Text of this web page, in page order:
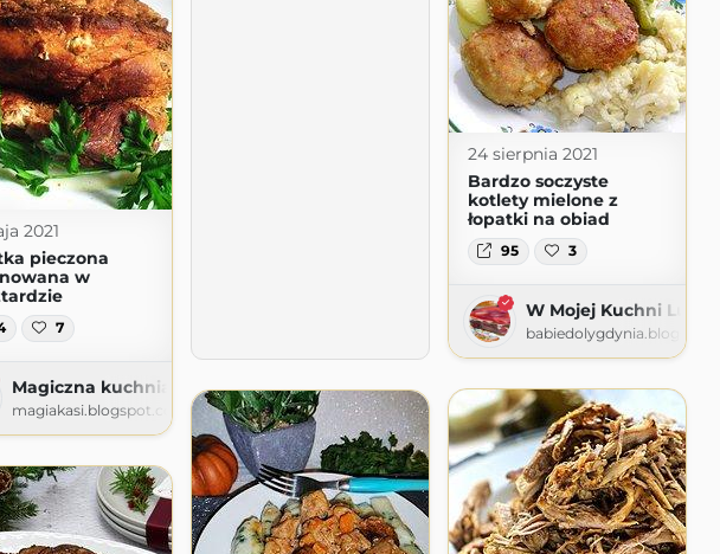
24 sierpnia 2021
Bardzo soczyste
kotlety mielone z
łopatki na obiad
95 3
W Mojej Kuchni Lubię
2021
pieczona
w
7
Magiczna kuchnia Kasi
magiakasi.blogspot.com